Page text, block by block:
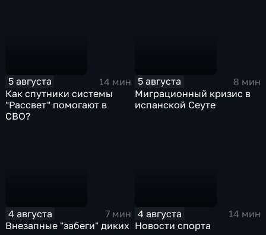
5 августа
14 мин
Как спутники системы
"Рассвет" помогают в
СВО?
5 августа
8 мин
Миграционный кризис в
испанской Сеуте
4 августа
7 мин
Внезапные "забеги" диких
4 августа
14 мин
Новости спорта